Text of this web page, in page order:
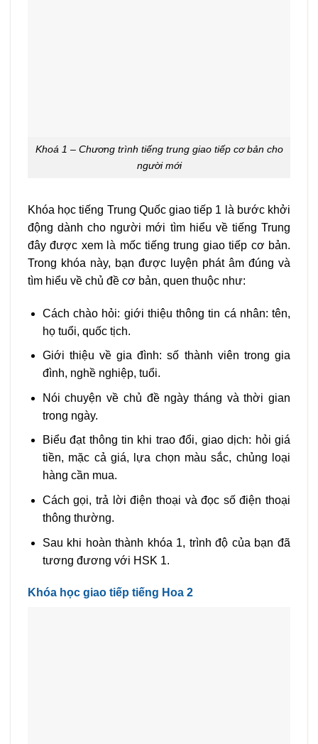
Khoá 1 – Chương trình tiếng trung giao tiếp cơ bản cho
người mới
Khóa học tiếng Trung Quốc giao tiếp 1 là bước khởi
động dành cho người mới tìm hiểu về tiếng Trung
đây được xem là mốc tiếng trung giao tiếp cơ bản.
Trong khóa này, bạn được luyện phát âm đúng và
tìm hiểu về chủ đề cơ bản, quen thuộc như:
Cách chào hỏi: giới thiệu thông tin cá nhân: tên,
họ tuổi, quốc tịch.
Giới thiệu về gia đình: số thành viên trong gia
đình, nghề nghiệp, tuổi.
Nói chuyện về chủ đề ngày tháng và thời gian
trong ngày.
Biểu đạt thông tin khi trao đổi, giao dịch: hỏi giá
tiền, mặc cả giá, lựa chọn màu sắc, chủng loại
hàng cần mua.
Cách gọi, trả lời điện thoại và đọc số điện thoại
thông thường.
Sau khi hoàn thành khóa 1, trình độ của bạn đã
tương đương với HSK 1.
Khóa học giao tiếp tiếng Hoa 2